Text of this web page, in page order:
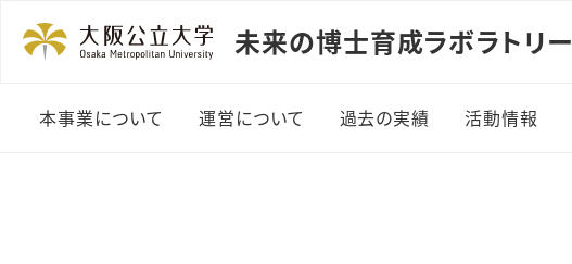
未来の博士育成ラボラトリー
本事業について 運営について 過去の実績 活動情報